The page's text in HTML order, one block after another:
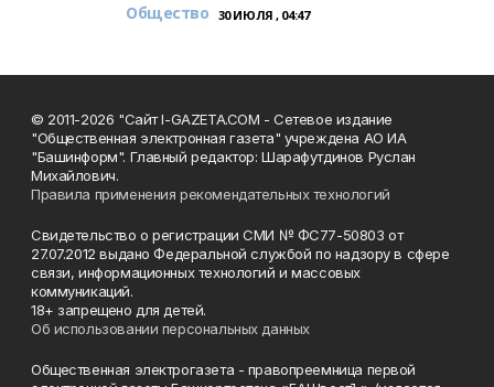
Общество 30 ИЮЛЯ , 04:47
© 2011-2026 "Сайт I-GAZETA.COM - Сетевое издание
"Общественная электронная газета" учреждена АО ИА
"Башинформ". Главный редактор: Шарафутдинов Руслан
Михайлович.
Правила применения рекомендательных технологий
Свидетельство о регистрации СМИ № ФС77-50803 от
27.07.2012 выдано Федеральной службой по надзору в сфере
связи, информационных технологий и массовых
коммуникаций.
18+ запрещено для детей.
Об использовании персональных данных
Общественная электрогазета - правопреемница первой